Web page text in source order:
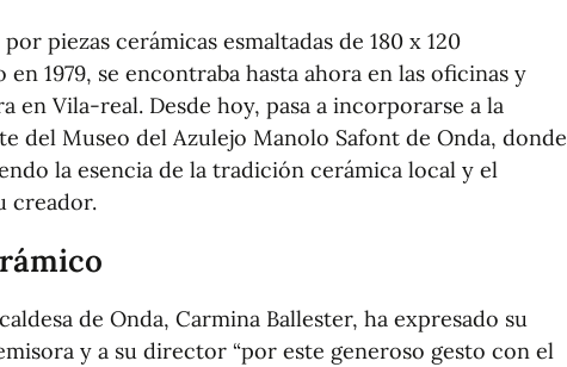
piezas cerámicas esmaltadas de 180 x 120
1979, se encontraba hasta ahora en las oficinas y
en Vila-real. Desde hoy, pasa a incorporarse a la
del Museo del Azulejo Manolo Safont de Onda, donde
la esencia de la tradición cerámica local y el
creador.
de Onda, Carmina Ballester, ha expresado su
y a su director “por este generoso gesto con el